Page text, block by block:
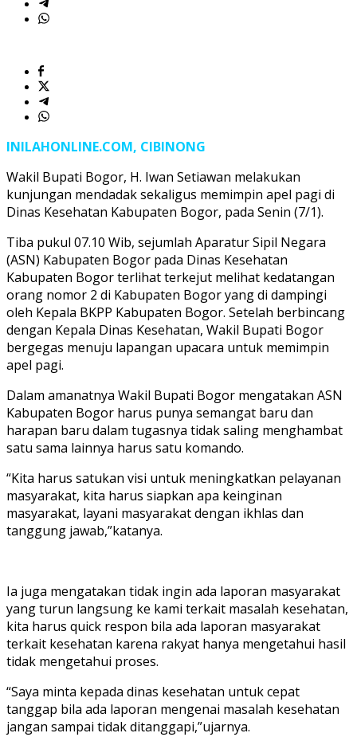
INILAHONLINE.COM, CIBINONG
Wakil Bupati Bogor, H. Iwan Setiawan melakukan
kunjungan mendadak sekaligus memimpin apel pagi di
Dinas Kesehatan Kabupaten Bogor, pada Senin (7/1).
Tiba pukul 07.10 Wib, sejumlah Aparatur Sipil Negara
(ASN) Kabupaten Bogor pada Dinas Kesehatan
Kabupaten Bogor terlihat terkejut melihat kedatangan
orang nomor 2 di Kabupaten Bogor yang di dampingi
oleh Kepala BKPP Kabupaten Bogor. Setelah berbincang
dengan Kepala Dinas Kesehatan, Wakil Bupati Bogor
bergegas menuju lapangan upacara untuk memimpin
apel pagi.
Dalam amanatnya Wakil Bupati Bogor mengatakan ASN
Kabupaten Bogor harus punya semangat baru dan
harapan baru dalam tugasnya tidak saling menghambat
satu sama lainnya harus satu komando.
“Kita harus satukan visi untuk meningkatkan pelayanan
masyarakat, kita harus siapkan apa keinginan
masyarakat, layani masyarakat dengan ikhlas dan
tanggung jawab,”katanya.
Ia juga mengatakan tidak ingin ada laporan masyarakat
yang turun langsung ke kami terkait masalah kesehatan,
kita harus quick respon bila ada laporan masyarakat
terkait kesehatan karena rakyat hanya mengetahui hasil
tidak mengetahui proses.
“Saya minta kepada dinas kesehatan untuk cepat
tanggap bila ada laporan mengenai masalah kesehatan
jangan sampai tidak ditanggapi,”ujarnya.